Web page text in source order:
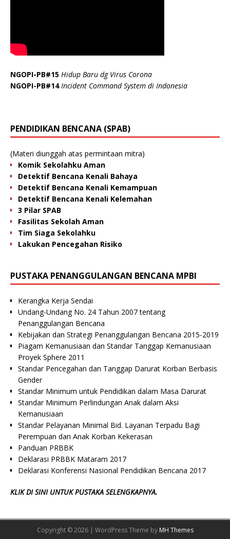
NGOPI-PB#15 Hidup Baru dg Virus Corona
NGOPI-PB#14 Incident Command System di Indonesia
PENDIDIKAN BENCANA (SPAB)
(Materi diunggah atas permintaan mitra)
Komik Sekolahku Aman
Detektif Bencana Kenali Bahaya
Detektif Bencana Kenali Kemampuan
Detektif Bencana Kenali Kelemahan
3 Pilar SPAB
Fasilitas Sekolah Aman
Tim Siaga Sekolahku
Lakukan Pencegahan Risiko
PUSTAKA PENANGGULANGAN BENCANA MPBI
Kerangka Kerja Sendai
Undang-Undang No. 24 Tahun 2007 tentang
Penanggulangan Bencana
Kebijakan dan Strategi Penanggulangan Bencana 2015-2019
Piagam Kemanusiaan dan Standar Tanggap Kemanusiaan
Proyek Sphere 2011
Standar Pencegahan dan Tanggap Darurat Korban Berbasis
Gender
Standar Minimum untuk Pendidikan dalam Masa Darurat
Standar Minimum Perlindungan Anak dalam Aksi
Kemanusiaan
Standar Pelayanan Minimal Bid. Layanan Terpadu Bagi
Perempuan dan Anak Korban Kekerasan
Panduan PRBBK
Deklarasi PRBBK Mataram 2017
Deklarasi Konferensi Nasional Pendidikan Bencana 2017
KLIK DI SINI UNTUK PUSTAKA SELENGKAPNYA.
Copyright © 2026 | WordPress Theme by MH Themes